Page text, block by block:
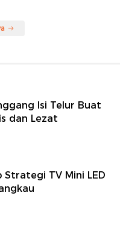
Isi Telur Buat
dan Lezat
Strategi TV Mini LED